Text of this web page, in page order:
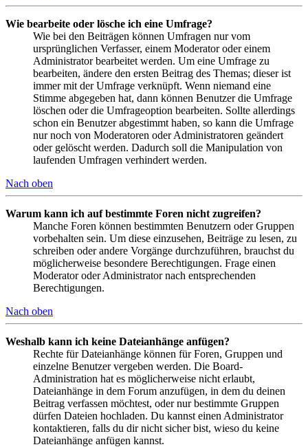
Wie bearbeite oder lösche ich eine Umfrage?
Wie bei den Beiträgen können Umfragen nur vom
ursprünglichen Verfasser, einem Moderator oder einem
Administrator bearbeitet werden. Um eine Umfrage zu
bearbeiten, ändere den ersten Beitrag des Themas; dieser ist
immer mit der Umfrage verknüpft. Wenn niemand eine
Stimme abgegeben hat, dann können Benutzer die Umfrage
löschen oder die Umfrageoption bearbeiten. Sollte allerdings
schon ein Benutzer abgestimmt haben, so kann die Umfrage
nur noch von Moderatoren oder Administratoren geändert
oder gelöscht werden. Dadurch soll die Manipulation von
laufenden Umfragen verhindert werden.
Nach oben
Warum kann ich auf bestimmte Foren nicht zugreifen?
Manche Foren können bestimmten Benutzern oder Gruppen
vorbehalten sein. Um diese einzusehen, Beiträge zu lesen, zu
schreiben oder andere Vorgänge durchzuführen, brauchst du
möglicherweise besondere Berechtigungen. Frage einen
Moderator oder Administrator nach entsprechenden
Berechtigungen.
Nach oben
Weshalb kann ich keine Dateianhänge anfügen?
Rechte für Dateianhänge können für Foren, Gruppen und
einzelne Benutzer vergeben werden. Die Board-
Administration hat es möglicherweise nicht erlaubt,
Dateianhänge in dem Forum anzufügen, in dem du deinen
Beitrag verfassen möchtest, oder nur bestimmte Gruppen
dürfen Dateien hochladen. Du kannst einen Administrator
kontaktieren, falls du dir nicht sicher bist, wieso du keine
Dateianhänge anfügen kannst.